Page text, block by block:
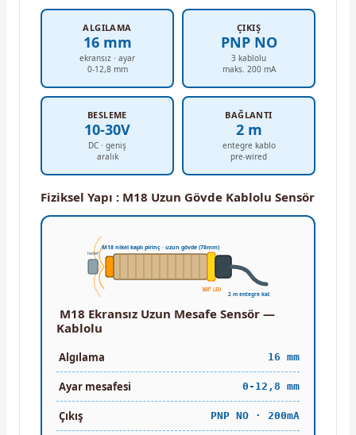
ALGILAMA
16 mm
ekransız · ayar
0-12,8 mm
ÇIKIŞ
PNP NO
3 kablolu
maks. 200 mA
BESLEME
10-30V
DC · geniş
aralık
BAĞLANTI
2 m
entegre kablo
pre-wired
Fiziksel Yapı : M18 Uzun Gövde Kablolu Sensör
M18 nikel kaplı pirinç · uzun gövde (78mm)
360° LED
2 m entegre kablo
hedef
M18 Ekransız Uzun Mesafe Sensör —
Kablolu
Algılama 16 mm
Ayar mesafesi 0-12,8 mm
Çıkış PNP NO · 200mA